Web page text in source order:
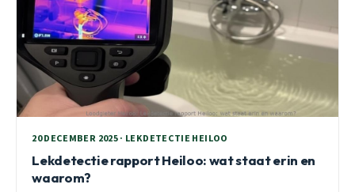
20 DECEMBER 2025 · LEKDETECTIE HEILOO
Lekdetectie rapport Heiloo: wat staat erin en
waarom?